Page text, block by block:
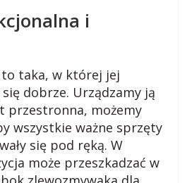
i
taka, w której jej
dobrze. Urządzamy ją
przestronna, możemy
wszystkie ważne sprzęty
się pod ręką. W
może przeszkadzać w